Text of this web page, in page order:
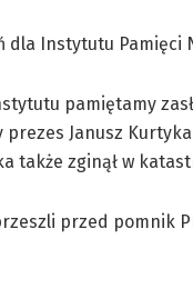
dla Instytutu
pamiętamy
prezes Janusz
także zginął w
przed pomnik